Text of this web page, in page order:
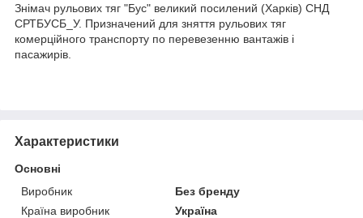
Знімач рульових тяг "Бус" великий посилений (Харків) СНД
СРТБУСБ_У. Призначений для зняття рульових тяг
комерційного транспорту по перевезенню вантажів і
пасажирів.
Характеристики
Основні
Виробник
Без бренду
Країна виробник
Україна